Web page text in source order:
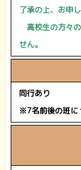
了承の上、お申
高校生の方々
せん。
同行あり
※7名前後の班に